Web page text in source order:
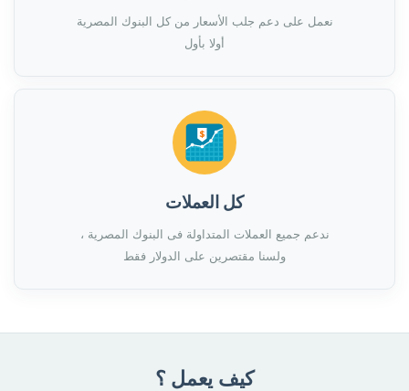
نعمل على دعم جلب الأسعار من كل البنوك المصرية
أولا بأول
كل العملات
ندعم جميع العملات المتداولة فى البنوك المصرية ،
ولسنا مقتصرين على الدولار فقط
كيف يعمل ؟